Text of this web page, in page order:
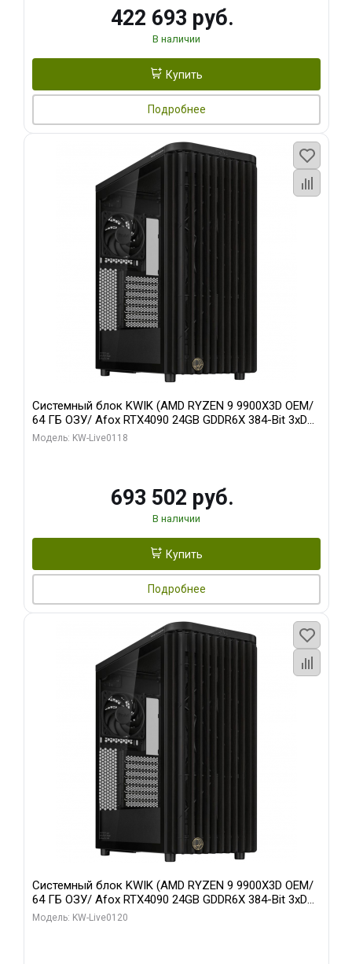
422 693 руб.
В наличии
Купить
Подробнее
Системный блок KWIK (AMD RYZEN 9 9900X3D OEM/
64 ГБ ОЗУ/ Afox RTX4090 24GB GDDR6X 384-Bit 3xDP
HDMI ATX Turbo/ 960 ГБ SSD)
Модель: KW-Live0118
693 502 руб.
В наличии
Купить
Подробнее
Системный блок KWIK (AMD RYZEN 9 9900X3D OEM/
64 ГБ ОЗУ/ Afox RTX4090 24GB GDDR6X 384-Bit 3xDP
HDMI ATX Turbo/ 1 ТБ SSD)
Модель: KW-Live0120